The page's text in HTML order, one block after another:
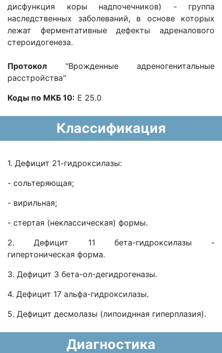
дисфункция коры надпочечников) - группа
наследственных заболеваний, в основе которых
лежат ферментативные дефекты адреналового
стероидогенеза.
Протокол "Врожденные адреногенитальные
расстройства"
Коды по МКБ 10: Е 25.0
Классификация
1. Дефицит 21-гидроксилазы:
- сольтеряющая;
- вирильная;
- стертая (неклассическая) формы.
2. Дефицит 11 бета-гидроксилазы -
гипертоническая форма.
3. Дефицит 3 бета-ол-дегидрогеназы.
4. Дефицит 17 альфа-гидроксилазы.
5. Дефицит десмолазы (липоиднная гиперплазия).
Диагностика